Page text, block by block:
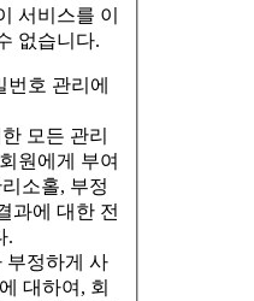
서비스를 이
없습니다.
호 관리에
모든 관리
원에게 부여
소홀, 부정
과에 대한 전
.
정하게 사
대하여, 회